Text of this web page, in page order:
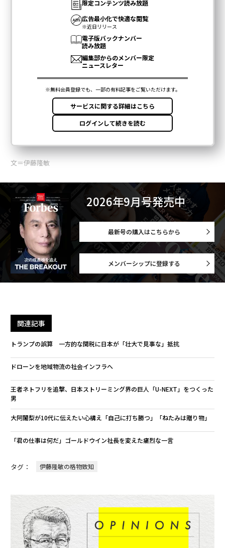
文＝伊藤隆敏
2026年9月号発売中
最新号の購入はこちらから
メンバーシップに登録する
関連記事
トランプの誤算 一方的な関税に日本が「壮大で見事な」抵抗
ドローンを地域物流の社会インフラへ
​​王者ネトフリを追撃、日本ストリーミング界の巨人「U-NEXT」をつくった
男
大阿闍梨が10代に伝えたい心構え「自己に打ち勝つ」「ねたみは贈り物」
「君の仕事は何だ」ゴールドウイン社長を変えた痛烈な一言
タグ： 伊藤隆敏の格物致知